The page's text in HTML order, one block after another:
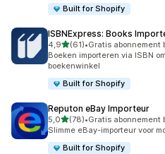
Built for Shopify
ISBNExpress: Books
4,9van 5 sterren
(61)
61 recensies in totaal
•Gratis abonnement
Boeken importeren via ISBN
boekenwinkel
Built for Shopify
Reputon eBay Importeur
5,0van 5 sterren
(78)
78 recensies in totaal
•Gratis abonnement
Slimme eBay-importeur voor
Built for Shopify